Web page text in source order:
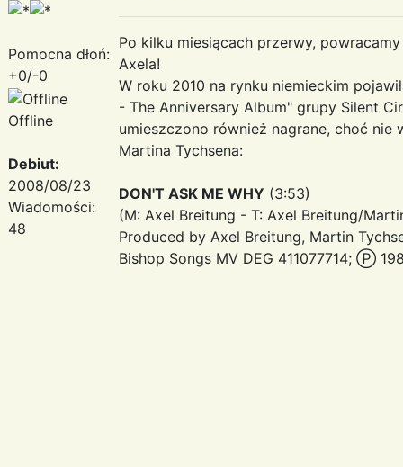
Pomocna dłoń:
+0/-0
Offline
Debiut:
2008/08/23
Wiadomości:
48
Po kilku miesiącach przerwy,
Axela!
W roku 2010 na rynku niemieckim
- The Anniversary Album" grupy Silent
umieszczono również nagrane, choć
Martina Tychsena:
DON'T ASK ME WHY (3:53)
(M: Axel Breitung - T: Axel Breitung/
Produced by Axel Breitung, Martin
Bishop Songs MV DEG 411077714; Ⓟ